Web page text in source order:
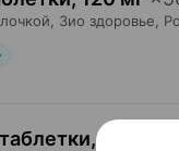
Зио здоровье ,
,